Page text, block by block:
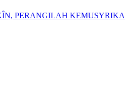
PERANGILAH KEMUSYRIKA